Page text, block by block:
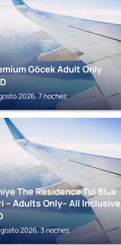
Göcek Adult Only
2026, 7 noches
The Residence Tui Blue
– Adults Only– All Inclusive
2026, 3 noches